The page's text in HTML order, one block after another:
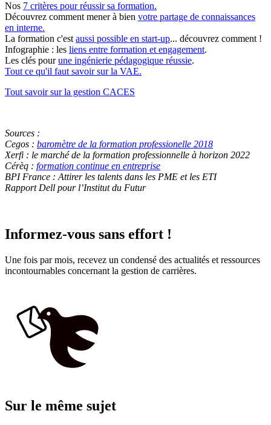
Nos 7 critères pour réussir sa formation.
Découvrez comment mener à bien votre partage de connaissances
en interne.
La formation c'est aussi possible en start-up... découvrez comment !
Infographie : les liens entre formation et engagement.
Les clés pourune ingénierie pédagogique réussie.
Tout ce qu'il faut savoir sur la VAE.
Tout savoir sur la gestion CACES
Sources :
Cegos : baromètre de la formation professionelle 2018
Xerfi : le marché de la formation professionnelle à horizon 2022
Cérèq : formation continue en entreprise
BPI France : Attirer les talents dans les PME et les ETI
Rapport Dell pour l’Institut du Futur
Informez-vous sans effort !
Une fois par mois, recevez un condensé des actualités et ressources
incontournables concernant la gestion de carrières.
Sur le même sujet